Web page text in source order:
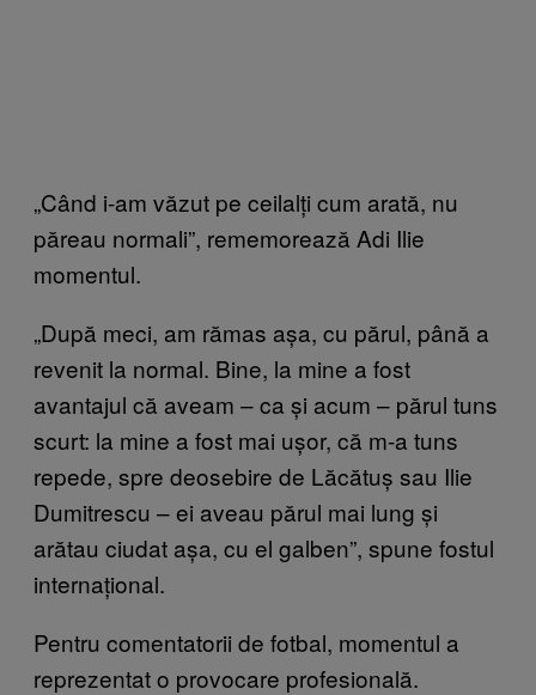
„Când i-am văzut pe ceilalți cum arată, nu
păreau normali”, rememorează Adi Ilie
momentul.
„După meci, am rămas așa, cu părul, până a
revenit la normal. Bine, la mine a fost
avantajul că aveam – ca și acum – părul tuns
scurt: la mine a fost mai ușor, că m-a tuns
repede, spre deosebire de Lăcătuș sau Ilie
Dumitrescu – ei aveau părul mai lung și
arătau ciudat așa, cu el galben”, spune fostul
internațional.
Pentru comentatorii de fotbal, momentul a
reprezentat o provocare profesională.